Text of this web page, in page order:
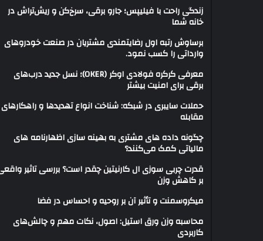
زندگی راحت با فیلیپس؛ جارو برقی، سرخ‌کن و ریش‌تراش در
خانه شما
برساوش رتبه اول رضایتمندی مشتریان در صنعت خودروهای
وارداتی را کسب نمود.
معرفی کرکره فولادی اوکر (OKER)؛ نسل جدید درب‌های
برقی برای امنیت بیشتر
حملات سایبری در شبکه: شناخت انواع تهدیدها و راهکارهای
مقابله
چگونه داده های مشتری به بهینه سازی اظهارنامه های
مالیاتی کمک می‌کنند؟
قدرت چربی سوزی ال کارنیتین چقدر است؟ بررسی تاثیر
بر کاهش وزن
میکروسمنت و تأثیر آن بر روحیه و احساس در فضا
محاسبه وزن ورق استیل: اصول، نکات مهم و چالش‌های
کاربردی